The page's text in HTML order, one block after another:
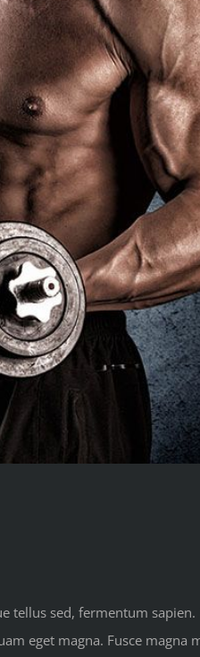
tellus sed, fermentum sapien.
eget magna. Fusce magna